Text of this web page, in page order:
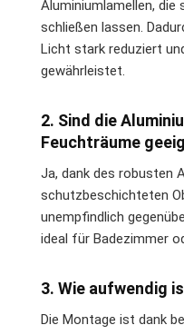
Aluminiumlamellen, die
schließen lassen.
Licht stark reduziert
gewährleistet.
2. Sind die
Feuchträume
Ja, dank des robusten
schutzbeschichteten
unempfindlich
ideal für Badezimmer
3. Wie aufwendig
Die Montage ist dank